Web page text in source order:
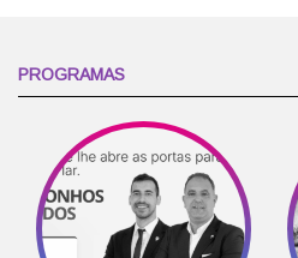
PROGRAMAS